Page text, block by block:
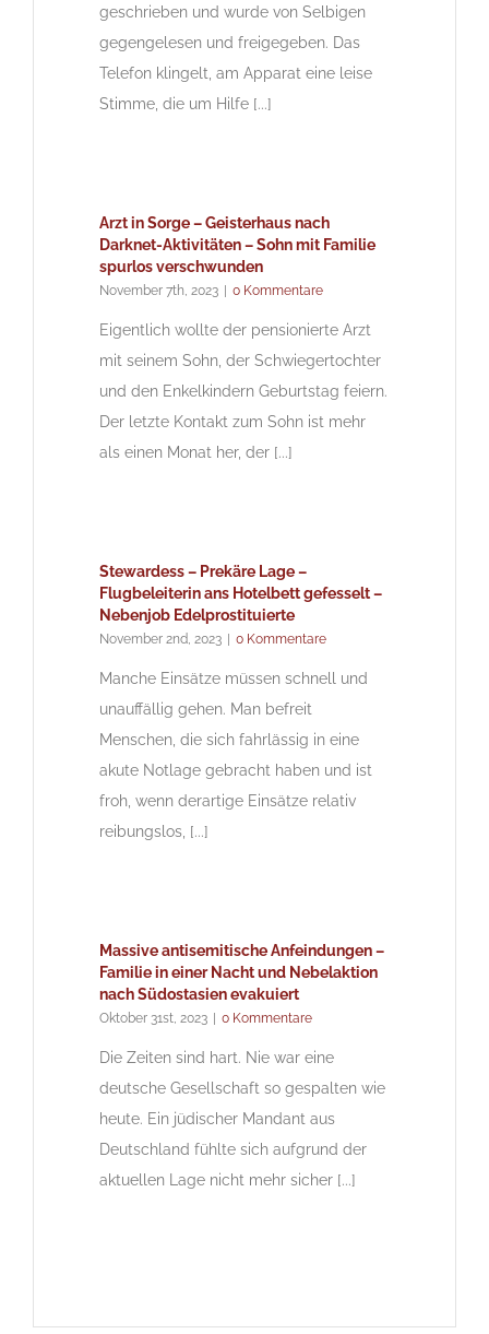
geschrieben und wurde von Selbigen
gegengelesen und freigegeben. Das
Telefon klingelt, am Apparat eine leise
Stimme, die um Hilfe [...]
Arzt in Sorge – Geisterhaus nach
Darknet-Aktivitäten – Sohn mit Familie
spurlos verschwunden
November 7th, 2023 0 Kommentare
Eigentlich wollte der pensionierte Arzt
mit seinem Sohn, der Schwiegertochter
und den Enkelkindern Geburtstag feiern.
Der letzte Kontakt zum Sohn ist mehr
als einen Monat her, der [...]
Stewardess – Prekäre Lage –
Flugbeleiterin ans Hotelbett gefesselt –
Nebenjob Edelprostituierte
November 2nd, 2023 0 Kommentare
Manche Einsätze müssen schnell und
unauffällig gehen. Man befreit
Menschen, die sich fahrlässig in eine
akute Notlage gebracht haben und ist
froh, wenn derartige Einsätze relativ
reibungslos, [...]
Massive antisemitische Anfeindungen –
Familie in einer Nacht und Nebelaktion
nach Südostasien evakuiert
Oktober 31st, 2023 0 Kommentare
Die Zeiten sind hart. Nie war eine
deutsche Gesellschaft so gespalten wie
heute. Ein jüdischer Mandant aus
Deutschland fühlte sich aufgrund der
aktuellen Lage nicht mehr sicher [...]